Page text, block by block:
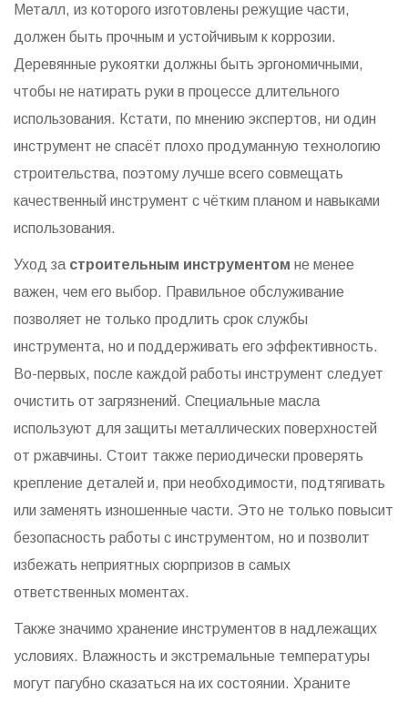
Металл, из которого изготовлены режущие части,
должен быть прочным и устойчивым к коррозии.
Деревянные рукоятки должны быть эргономичными,
чтобы не натирать руки в процессе длительного
использования. Кстати, по мнению экспертов, ни один
инструмент не спасёт плохо продуманную технологию
строительства, поэтому лучше всего совмещать
качественный инструмент с чётким планом и навыками
использования.
Уход за строительным инструментом не менее
важен, чем его выбор. Правильное обслуживание
позволяет не только продлить срок службы
инструмента, но и поддерживать его эффективность.
Во-первых, после каждой работы инструмент следует
очистить от загрязнений. Специальные масла
используют для защиты металлических поверхностей
от ржавчины. Стоит также периодически проверять
крепление деталей и, при необходимости, подтягивать
или заменять изношенные части. Это не только повысит
безопасность работы с инструментом, но и позволит
избежать неприятных сюрпризов в самых
ответственных моментах.
Также значимо хранение инструментов в надлежащих
условиях. Влажность и экстремальные температуры
могут пагубно сказаться на их состоянии. Храните